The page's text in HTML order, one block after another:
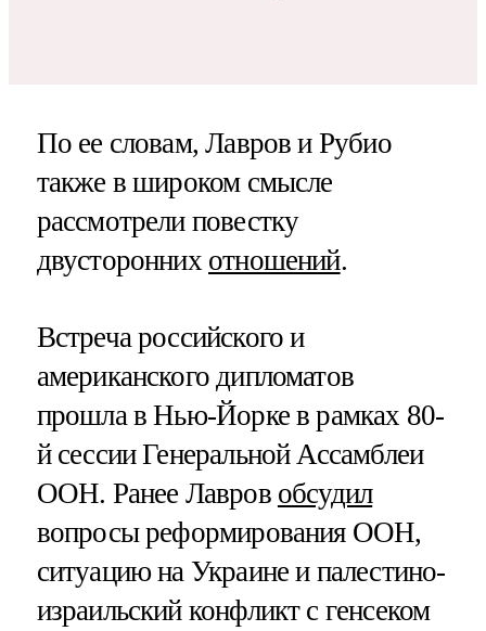
По ее словам, Лавров и Рубио
также в широком смысле
рассмотрели повестку
двусторонних отношений.
Встреча российского и
американского дипломатов
прошла в Нью-Йорке в рамках 80-
й сессии Генеральной Ассамблеи
ООН. Ранее Лавров обсудил
вопросы реформирования ООН,
ситуацию на Украине и палестино-
израильский конфликт с генсеком